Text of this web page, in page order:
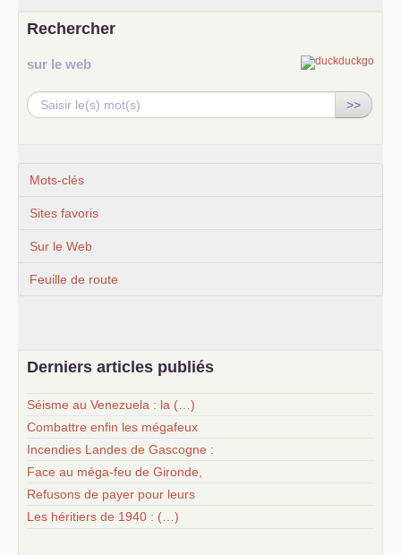
Rechercher
sur le web
>>
Mots-clés
Sites favoris
Sur le Web
Feuille de route
Derniers articles publiés
Séisme au Venezuela : la (…)
Combattre enfin les mégafeux
Incendies Landes de Gascogne :
Face au méga-feu de Gironde,
Refusons de payer pour leurs
Les héritiers de 1940 : (…)